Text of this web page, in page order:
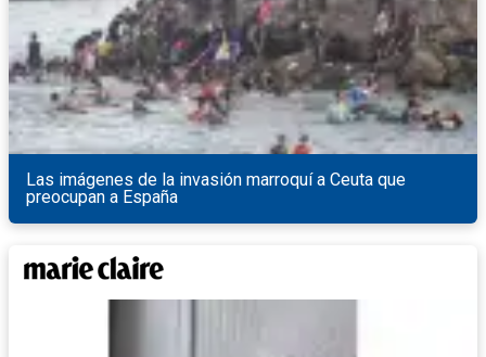
Las imágenes de la invasión marroquí a Ceuta que
preocupan a España